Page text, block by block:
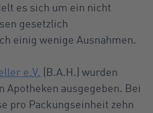
es sich um ein nicht
gesetzlich
einig wenige Ausnahmen.
e.V. (B.A.H.) wurden
ausgegeben. Bei
pro Packungseinheit zehn